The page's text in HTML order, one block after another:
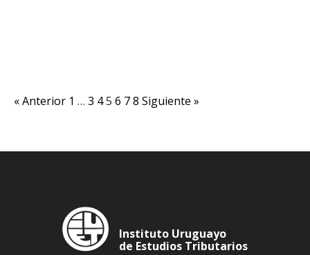
« Anterior 1 … 3 45 6 78 Siguiente »
Instituto Uruguayo
de Estudios Tributarios